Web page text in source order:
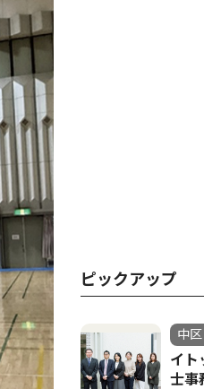
ピックアップ
中
イト
士事